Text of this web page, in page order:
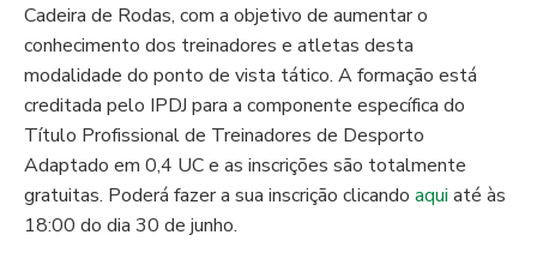
Cadeira de Rodas, com a objetivo de aumentar o
conhecimento dos treinadores e atletas desta
modalidade do ponto de vista tático. A formação está
creditada pelo IPDJ para a componente específica do
Título Profissional de Treinadores de Desporto
Adaptado em 0,4 UC e as inscrições são totalmente
gratuitas. Poderá fazer a sua inscrição clicando aqui até às
18:00 do dia 30 de junho.